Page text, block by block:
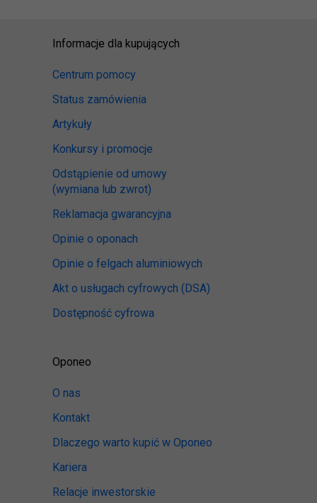
Informacje dla kupujących
Centrum pomocy
Status zamówienia
Artykuły
Konkursy i promocje
Odstąpienie od umowy
(wymiana lub zwrot)
Reklamacja gwarancyjna
Opinie o oponach
Opinie o felgach aluminiowych
Akt o usługach cyfrowych (DSA)
Dostępność cyfrowa
Oponeo
O nas
Kontakt
Dlaczego warto kupić w Oponeo
Kariera
Relacje inwestorskie